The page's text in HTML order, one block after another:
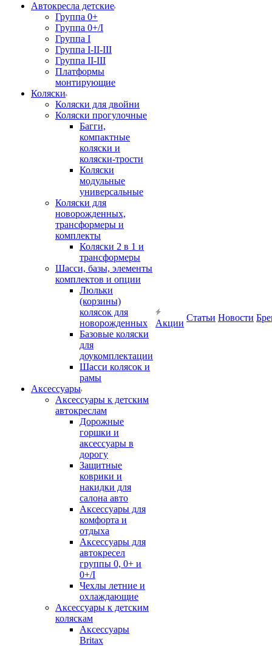
Автокресла детские
Группа 0+
Группа 0+/I
Группа I
Группа I-II-III
Группа II-III
Платформы
монтирующие
Коляски
Коляски для двойни
Коляски прогулочные
Багги,
компактные
коляски и
коляски-трости
Коляски
модульные
универсальные
Коляски для
новорожденных,
трансформеры и
комплекты
Коляски 2 в 1 и
трансформеры
Шасси, базы, элементы
комплектов и опции
Люльки
(корзины)
колясок для
новорожденных
Базовые коляски
для
доукомплектации
Шасси колясок и
рамы
Аксессуары
Аксессуары к детским
автокреслам
Дорожные
горшки и
аксессуары в
дорогу
Защитные
коврики и
накидки для
салона авто
Аксессуары для
комфорта и
отдыха
Аксессуары для
автокресел
группы 0, 0+ и
0+/I
Чехлы летние и
охлаждающие
Аксессуары к детским
коляскам
Аксессуары
Britax
Акции
Статьи Новости